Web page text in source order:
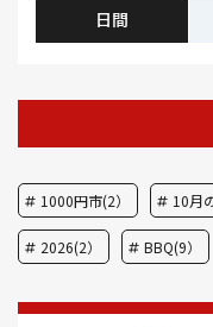
日間
1000円市(2） 10月
2026(2） BBQ(9）